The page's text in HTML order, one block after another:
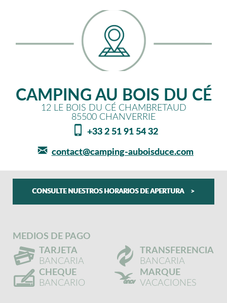
CAMPING AU BOIS DU CÉ
12 LE BOIS DU CÉ CHAMBRETAUD
85500 CHANVERRIE
+33 2 51 91 54 32
contact@camping-auboisduce.com
CONSULTE NUESTROS HORARIOS DE APERTURA
MEDIOS DE PAGO
TARJETA
BANCARIA
TRANSFERENCIA
BANCARIA
CHEQUE
BANCARIO
MARQUE
VACACIONES